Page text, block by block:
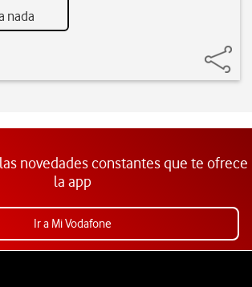
nada
novedades constantes que te ofrece
la app
Ir a Mi Vodafone
redes sociales de Vodafone